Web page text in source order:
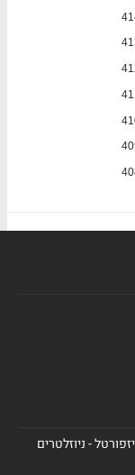
- ניוזלטרים